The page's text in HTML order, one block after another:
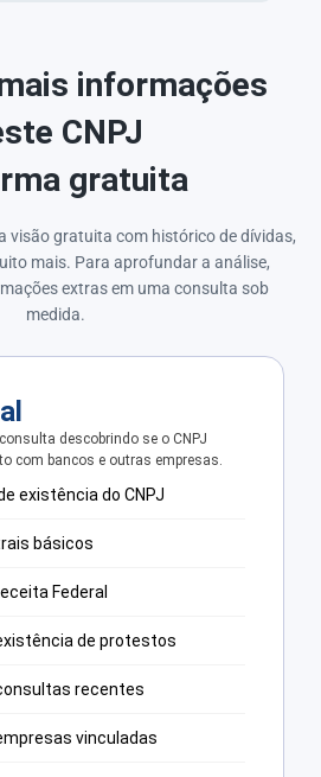
informações
CNPJ
gratuita
visão gratuita com histórico de dívidas,
mais. Para aprofundar a análise,
extras em uma consulta sob
medida.
descobrindo se o CNPJ
com bancos e outras empresas.
existência do CNPJ
básicos
Federal
de protestos
recentes
vinculadas